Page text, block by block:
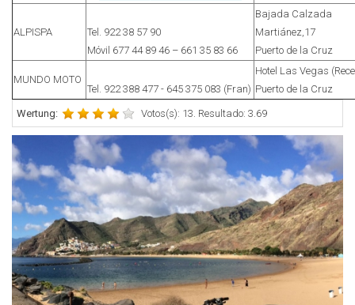
ALPISPA
Tel. 922 38 57 90
Móvil 677 44 89 46 – 661 35 83 66
Bajada Calzada
Martiánez,17
Puerto de la Cruz
MUNDO MOTO
Tel. 922 388 477 - 645 375 083 (Fran)
Hotel Las Vegas
Puerto de la Cruz
Wertung: Votos(s): 13. Resultado: 3.69